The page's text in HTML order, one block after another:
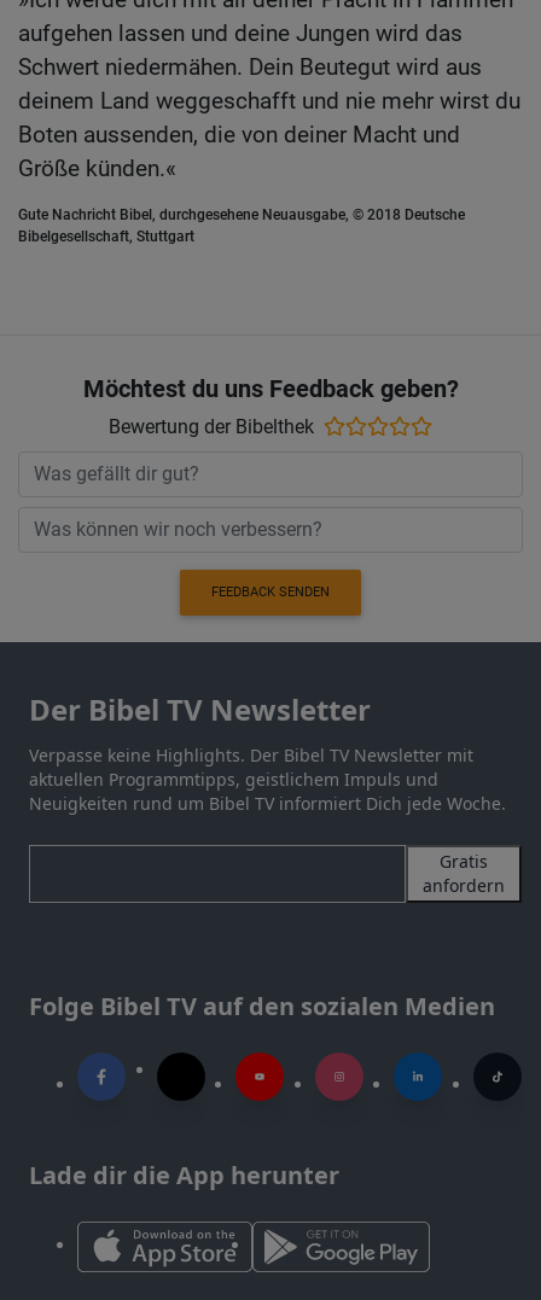
aufgehen lassen und deine Jungen wird das
Schwert niedermähen. Dein Beutegut wird aus
deinem Land weggeschafft und nie mehr wirst du
Boten aussenden, die von deiner Macht und
Größe künden.«
Gute Nachricht Bibel, durchgesehene Neuausgabe, © 2018 Deutsche
Bibelgesellschaft, Stuttgart
Möchtest du uns Feedback geben?
Bewertung der Bibelthek
FEEDBACK SENDEN
Der Bibel TV Newsletter
Verpasse keine Highlights. Der Bibel TV Newsletter mit
aktuellen Programmtipps, geistlichem Impuls und
Neuigkeiten rund um Bibel TV informiert Dich jede Woche.
Gratis
anfordern
Folge Bibel TV auf den sozialen Medien
Lade dir die App herunter